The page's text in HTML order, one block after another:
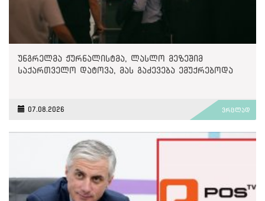
უნგრელმა ჟურნალისტმა, ლასლო მეზეშიმ
საქართველო დატოვა, მას გაძევება ემუქრებოდა
07.08.2026 ვრცლად